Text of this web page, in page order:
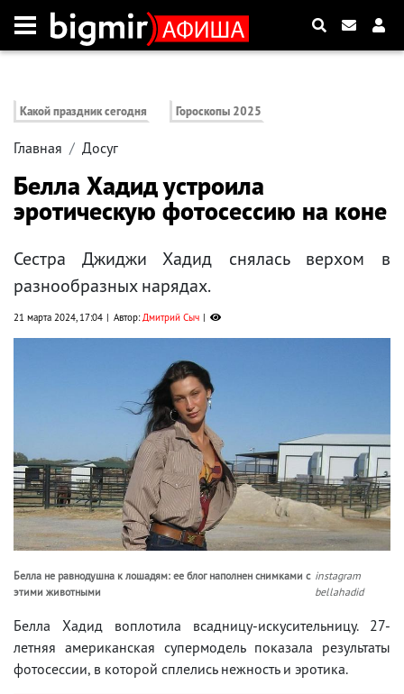
Какой праздник сегодня Гороскопы 2025
Главная Досуг
Белла Хадид устроила
эротическую фотосессию на коне
Сестра Джиджи Хадид снялась верхом в
разнообразных нарядах.
21 марта 2024, 17:04 Автор:Дмитрий Сыч
Белла не равнодушна к лошадям: ее блог наполнен снимками с
этими животными
instagram
bellahadid
Белла Хадид воплотила всадницу-искусительницу. 27-
летняя американская супермодель показала результаты
фотосессии, в которой сплелись нежность и эротика.